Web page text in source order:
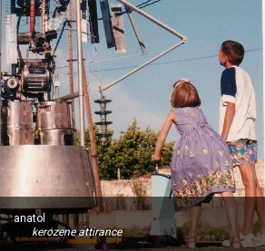
anatol
kerozene attirance